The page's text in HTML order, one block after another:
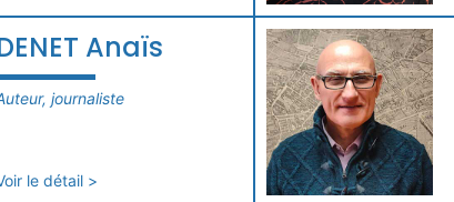
Anaïs
journaliste
le détail >